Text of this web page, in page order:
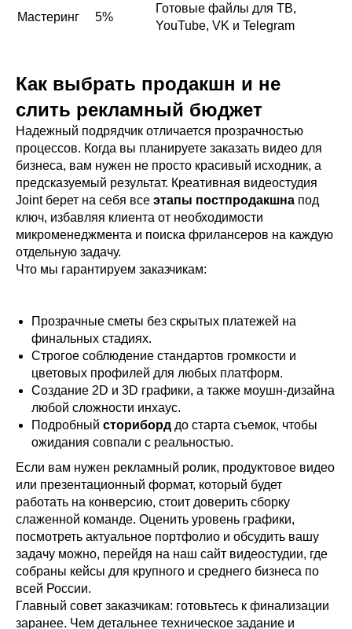
Мастеринг 5%
Готовые файлы для ТВ,
YouTube, VK и Telegram
Как выбрать продакшн и не
слить рекламный бюджет
Надежный подрядчик отличается прозрачностью
процессов. Когда вы планируете заказать видео для
бизнеса, вам нужен не просто красивый исходник, а
предсказуемый результат. Креативная видеостудия
Joint берет на себя все этапы постпродакшна под
ключ, избавляя клиента от необходимости
микроменеджмента и поиска фрилансеров на каждую
отдельную задачу.
Что мы гарантируем заказчикам:
Прозрачные сметы без скрытых платежей на
финальных стадиях.
Строгое соблюдение стандартов громкости и
цветовых профилей для любых платформ.
Создание 2D и 3D графики, а также моушн-дизайна
любой сложности инхаус.
Подробный сториборд до старта съемок, чтобы
ожидания совпали с реальностью.
Если вам нужен рекламный ролик, продуктовое видео
или презентационный формат, который будет
работать на конверсию, стоит доверить сборку
слаженной команде. Оценить уровень графики,
посмотреть актуальное портфолио и обсудить вашу
задачу можно, перейдя на наш сайт видеостудии, где
собраны кейсы для крупного и среднего бизнеса по
всей России.
Главный совет заказчикам: готовьтесь к финализации
заранее. Чем детальнее техническое задание и